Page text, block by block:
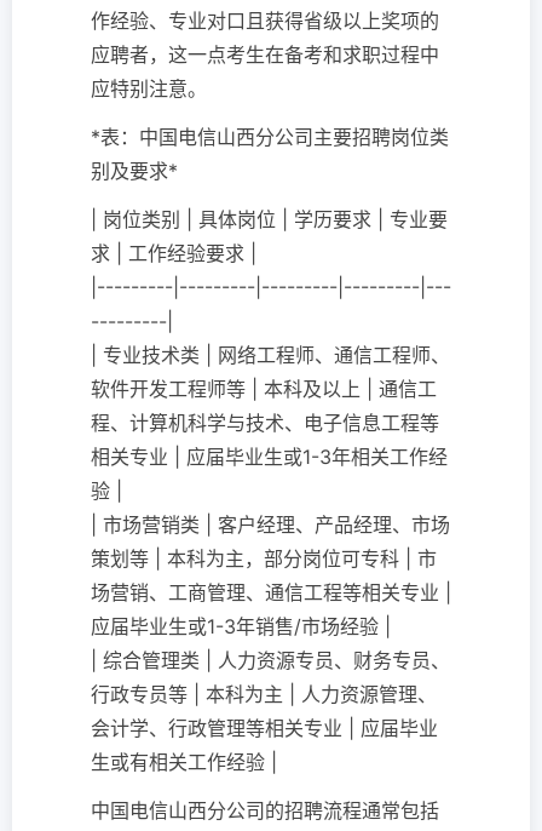
作经验、专业对口且获得省级以上奖项的
应聘者，这一点考生在备考和求职过程中
应特别注意。
*表：中国电信山西分公司主要招聘岗位类
别及要求*
| 岗位类别 | 具体岗位 | 学历要求 | 专业要
求 | 工作经验要求 |
|---------|---------|---------|---------|---
---------|
| 专业技术类 | 网络工程师、通信工程师、
软件开发工程师等 | 本科及以上 | 通信工
程、计算机科学与技术、电子信息工程等
相关专业 | 应届毕业生或1-3年相关工作经
验 |
| 市场营销类 | 客户经理、产品经理、市场
策划等 | 本科为主，部分岗位可专科 | 市
场营销、工商管理、通信工程等相关专业 |
应届毕业生或1-3年销售/市场经验 |
| 综合管理类 | 人力资源专员、财务专员、
行政专员等 | 本科为主 | 人力资源管理、
会计学、行政管理等相关专业 | 应届毕业
生或有相关工作经验 |
中国电信山西分公司的招聘流程通常包括